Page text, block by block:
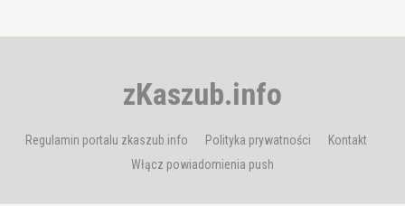
zKaszub.info
Regulamin portalu zkaszub.info Polityka prywatności
Kontakt
Włącz powiadomienia push